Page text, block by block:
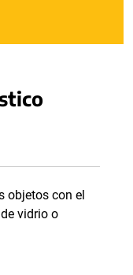
objetos con el
vidrio o